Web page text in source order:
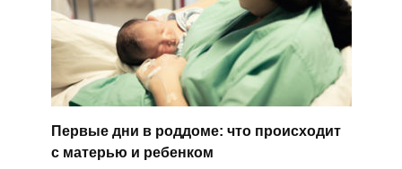
Первые дни в роддоме: что происходит
с матерью и ребенком